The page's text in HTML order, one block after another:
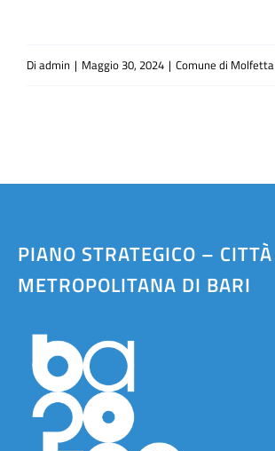
Di admin | Maggio 30, 2024 | Comune di Molfetta
PIANO STRATEGICO – CITTÀ
METROPOLITANA DI BARI